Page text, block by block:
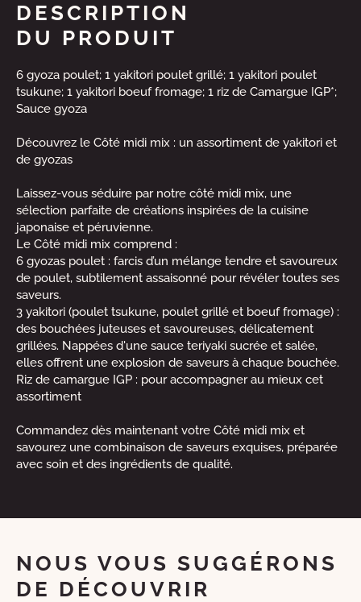
DESCRIPTION
DU PRODUIT
6 gyoza poulet; 1 yakitori poulet grillé; 1 yakitori poulet
tsukune; 1 yakitori boeuf fromage; 1 riz de Camargue IGP*;
Sauce gyoza
Découvrez le Côté midi mix : un assortiment de yakitori et
de gyozas
Laissez-vous séduire par notre côté midi mix, une
sélection parfaite de créations inspirées de la cuisine
japonaise et péruvienne.
Le Côté midi mix comprend :
6 gyozas poulet : farcis d’un mélange tendre et savoureux
de poulet, subtilement assaisonné pour révéler toutes ses
saveurs.
3 yakitori (poulet tsukune, poulet grillé et boeuf fromage) :
des bouchées juteuses et savoureuses, délicatement
grillées. Nappées d'une sauce teriyaki sucrée et salée,
elles offrent une explosion de saveurs à chaque bouchée.
Riz de camargue IGP : pour accompagner au mieux cet
assortiment
Commandez dès maintenant votre Côté midi mix et
savourez une combinaison de saveurs exquises, préparée
avec soin et des ingrédients de qualité.
NOUS VOUS SUGGÉRONS
DE DÉCOUVRIR